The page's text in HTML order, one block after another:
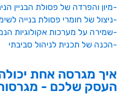
-מיון והפרדה של פסולת הבניין
-ניצול של חומרי פסולת בנייה
-שמירה על מערכות אקולוגיות
-הכנה של תכנית לניהול סביבתי
איך מגרסה אחת
העסק שלכם -